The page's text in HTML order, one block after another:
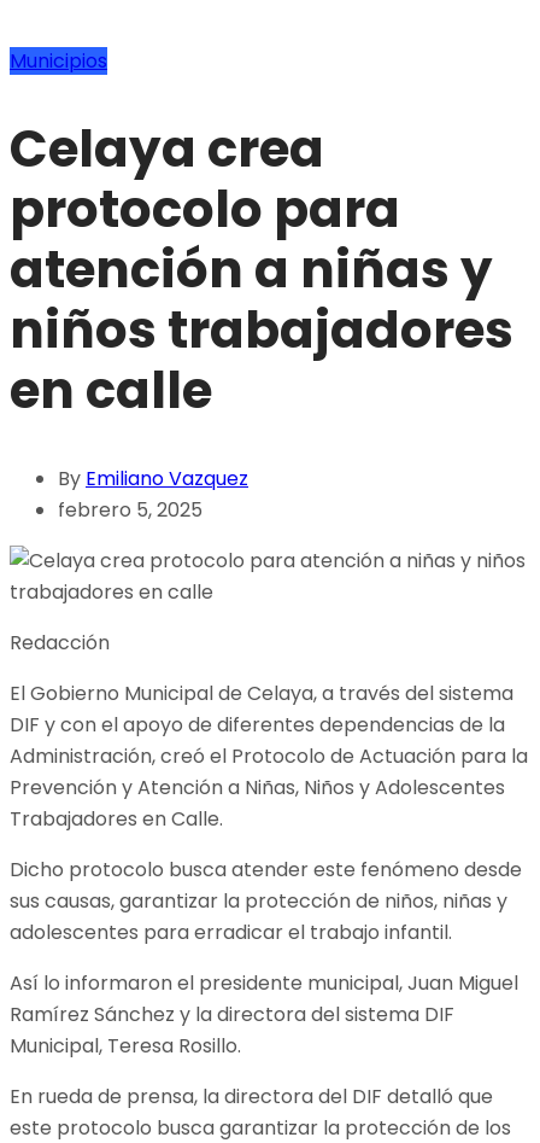
Municipios
Celaya crea
protocolo para
atención a niñas y
niños trabajadores
en calle
By Emiliano Vazquez
febrero 5, 2025
Redacción
El Gobierno Municipal de Celaya, a través del sistema
DIF y con el apoyo de diferentes dependencias de la
Administración, creó el Protocolo de Actuación para la
Prevención y Atención a Niñas, Niños y Adolescentes
Trabajadores en Calle.
Dicho protocolo busca atender este fenómeno desde
sus causas, garantizar la protección de niños, niñas y
adolescentes para erradicar el trabajo infantil.
Así lo informaron el presidente municipal, Juan Miguel
Ramírez Sánchez y la directora del sistema DIF
Municipal, Teresa Rosillo.
En rueda de prensa, la directora del DIF detalló que
este protocolo busca garantizar la protección de los